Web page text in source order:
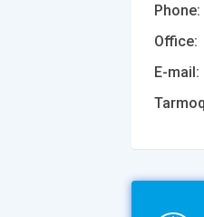
Phone:
Office:
E-mail: